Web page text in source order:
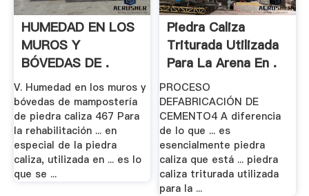
HUMEDAD EN LOS
MUROS Y
BÓVEDAS DE .
V. Humedad en los muros y
bóvedas de mampostería
de piedra caliza 467 Para
la rehabilitación ... en
especial de la piedra
caliza, utilizada en ... es lo
que se ...
Piedra Caliza
Triturada Utilizada
Para La Arena En .
PROCESO
DEFABRICACIÓN DE
CEMENTO4 A diferencia
de lo que ... es
esencialmente piedra
caliza que está ... piedra
caliza triturada utilizada
para la ...